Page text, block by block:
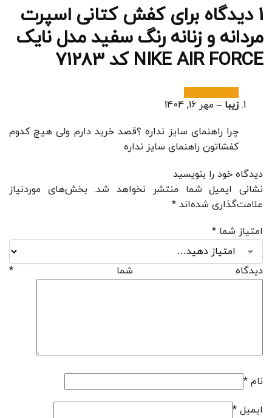
1 دیدگاه برای
کفش کتانی اسپرت
مردانه و زنانه رنگ سفید مدل نایک
NIKE AIR FORCE کد 71283
زیبا – مهر 16, 1404
چرا راهنمای سایز نداره ؟قصد خرید دارم ولی هیچ کدوم
کفشاتون راهنمای سایز نداره
دیدگاه خود را بنویسید
نشانی ایمیل شما منتشر نخواهد شد. بخش‌های موردنیاز
علامت‌گذاری شده‌اند *
امتیاز شما *
دیدگاه شما *
نام *
ایمیل *